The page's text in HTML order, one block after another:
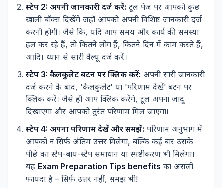
स्टेप 2: अपनी जानकारी दर्ज करें: टूल पेज पर आपको कुछ
खाली बॉक्स दिखेंगे जहाँ आपको अपनी विशिष्ट जानकारी दर्ज
करनी होगी। जैसे कि, यदि आप समय और कार्य की समस्या
हल कर रहे हैं, तो कितने लोग हैं, कितने दिन में काम करते हैं,
आदि। ध्यान से सारी वैल्यू दर्ज करें।
स्टेप 3: कैलकुलेट बटन पर क्लिक करें: अपनी सारी जानकारी
दर्ज करने के बाद, 'कैलकुलेट' या 'परिणाम देखें' बटन पर
क्लिक करें। जैसे ही आप क्लिक करेंगे, टूल अपना जादू
दिखाएगा और आपको तुरंत परिणाम मिल जाएगा।
स्टेप 4: अपना परिणाम देखें और समझें: परिणाम अनुभाग में
आपको न सिर्फ अंतिम उत्तर मिलेगा, बल्कि कई बार उसके
पीछे का स्टेप-बाय-स्टेप समाधान या स्पष्टीकरण भी मिलेगा।
यह Exam Preparation Tips benefits का असली
फायदा है – सिर्फ उत्तर नहीं, समझ भी!